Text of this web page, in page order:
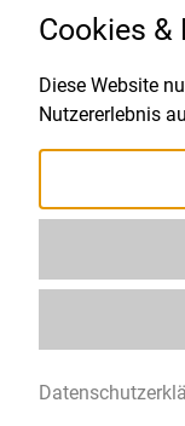
IMPRESSUM
Gefördert durch:
Cookies &
Diese Website
Nutzererlebnis